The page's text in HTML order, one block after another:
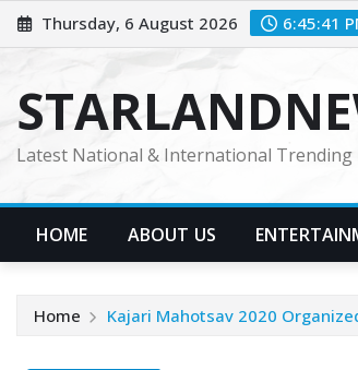
Skip
to
Thursday, 6 August 2026 6:45:42
Latest National & International Trending
HOME ABOUT US
Home Kajari Mahotsav 2020